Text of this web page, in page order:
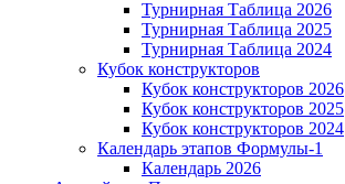
Турнирная Таблица 2026
Турнирная Таблица 2025
Турнирная Таблица 2024
Кубок конструкторов
Кубок конструкторов 2026
Кубок конструкторов 2025
Кубок конструкторов 2024
Календарь этапов Формулы-1
Календарь 2026